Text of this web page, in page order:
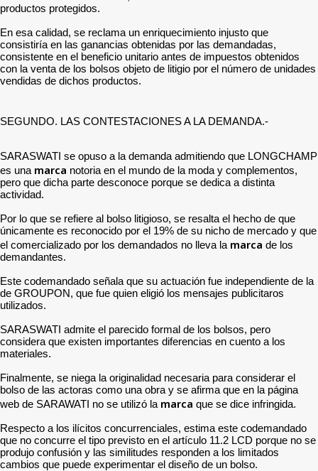
productos protegidos.
En esa calidad, se reclama un enriquecimiento injusto que
consistiría en las ganancias obtenidas por las demandadas,
consistente en el beneficio unitario antes de impuestos obtenidos
con la venta de los bolsos objeto de litigio por el número de unidades
vendidas de dichos productos.
SEGUNDO. LAS CONTESTACIONES A LA DEMANDA.-
SARASWATI se opuso a la demanda admitiendo que LONGCHAMP
es una marca notoria en el mundo de la moda y complementos,
pero que dicha parte desconoce porque se dedica a distinta
actividad.
Por lo que se refiere al bolso litigioso, se resalta el hecho de que
únicamente es reconocido por el 19% de su nicho de mercado y que
el comercializado por los demandados no lleva la marca de los
demandantes.
Este codemandado señala que su actuación fue independiente de la
de GROUPON, que fue quien eligió los mensajes publicitaros
utilizados.
SARASWATI admite el parecido formal de los bolsos, pero
considera que existen importantes diferencias en cuento a los
materiales.
Finalmente, se niega la originalidad necesaria para considerar el
bolso de las actoras como una obra y se afirma que en la página
web de SARAWATI no se utilizó la marca que se dice infringida.
Respecto a los ilícitos concurrenciales, estima este codemandado
que no concurre el tipo previsto en el artículo 11.2 LCD porque no se
produjo confusión y las similitudes responden a los limitados
cambios que puede experimentar el diseño de un bolso.